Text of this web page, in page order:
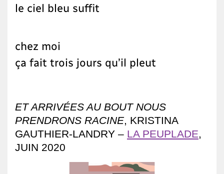
le ciel bleu suffit
chez moi
ça fait trois jours qu’il pleut
ET ARRIVÉES AU BOUT NOUS
PRENDRONS RACINE, KRISTINA
GAUTHIER-LANDRY – LA PEUPLADE,
JUIN 2020